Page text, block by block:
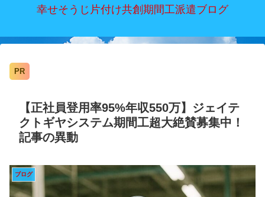
幸せそうじ片付け共創期間工派遣ブログ
PR
【正社員登用率95%年収550万】ジェイテ
クトギヤシステム期間工超大絶賛募集中！
記事の異動
ブログ